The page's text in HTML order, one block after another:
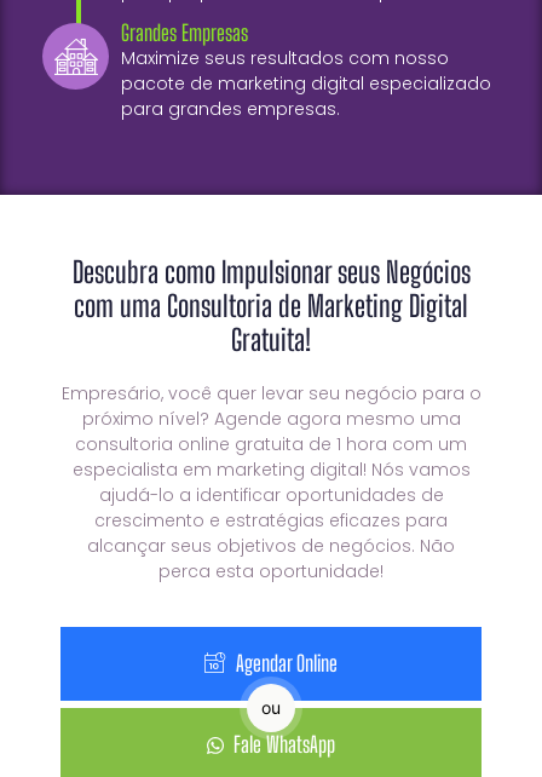
Grandes Empresas
Maximize seus resultados com nosso
pacote de marketing digital especializado
para grandes empresas.
Descubra como Impulsionar seus Negócios
com uma Consultoria de Marketing Digital
Gratuita!
Empresário, você quer levar seu negócio para o
próximo nível? Agende agora mesmo uma
consultoria online gratuita de 1 hora com um
especialista em marketing digital! Nós vamos
ajudá-lo a identificar oportunidades de
crescimento e estratégias eficazes para
alcançar seus objetivos de negócios. Não
perca esta oportunidade!
Agendar Online
ou
Fale WhatsApp